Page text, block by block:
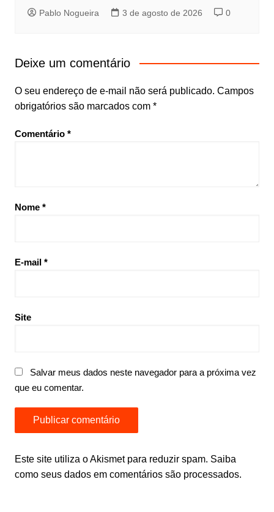
Pablo Nogueira 3 de agosto de 2026 0
Deixe um comentário
O seu endereço de e-mail não será publicado. Campos
obrigatórios são marcados com *
Comentário *
Nome *
E-mail *
Site
Salvar meus dados neste navegador para a próxima vez
que eu comentar.
Este site utiliza o Akismet para reduzir spam. Saiba
como seus dados em comentários são processados.